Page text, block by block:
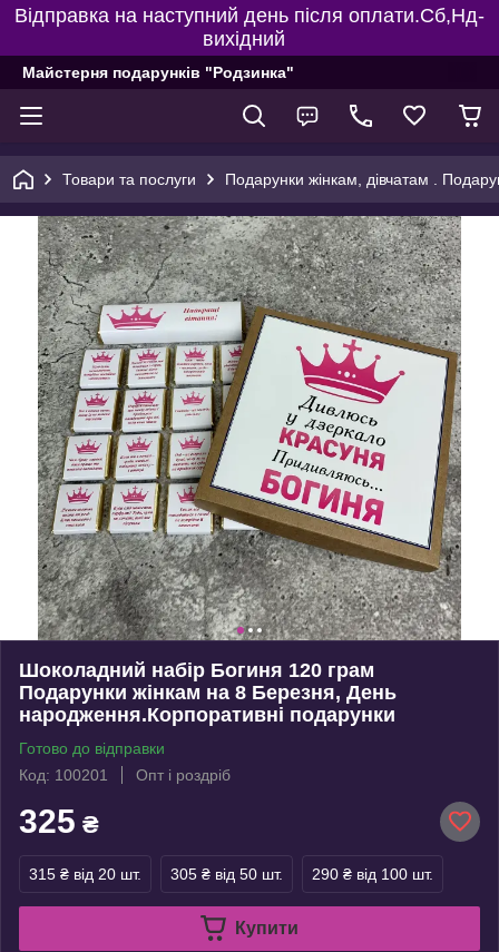
Відправка на наступний день після оплати.Сб,Нд-
вихідний
Майстерня подарунків "Родзинка"
Товари та послуги Подарунки жінкам, дівчатам .
Шоколадний набір Богиня 120 грам
Подарунки жінкам на 8 Березня, День
народження.Корпоративні подарунки
Готово до відправки
Код: 100201
Опт і роздріб
325 ₴
315 ₴ від 20 шт. 305 ₴ від 50 шт. 290 ₴ від 100 шт.
Купити